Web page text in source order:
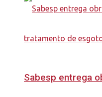
Sabesp entrega